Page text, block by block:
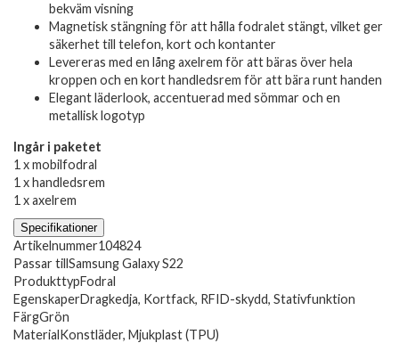
bekväm visning
Magnetisk stängning för att hålla fodralet stängt, vilket ger
säkerhet till telefon, kort och kontanter
Levereras med en lång axelrem för att bäras över hela
kroppen och en kort handledsrem för att bära runt handen
Elegant läderlook, accentuerad med sömmar och en
metallisk logotyp
Ingår i paketet
1 x mobilfodral
1 x handledsrem
1 x axelrem
Specifikationer
Artikelnummer104824
Passar tillSamsung Galaxy S22
ProdukttypFodral
EgenskaperDragkedja, Kortfack, RFID-skydd, Stativfunktion
FärgGrön
MaterialKonstläder, Mjukplast (TPU)